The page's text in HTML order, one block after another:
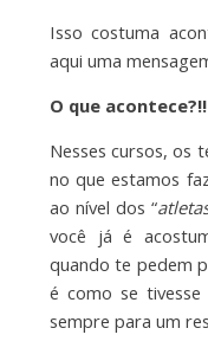
Isso costuma
aqui uma
O que acontece?!!
Nesses cursos, os
no que estamos
ao nível dos “
você já é
quando te pedem
é como se tivesse
sempre para um